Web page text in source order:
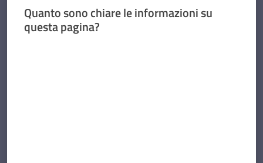
Quanto sono chiare le informazioni su
questa pagina?